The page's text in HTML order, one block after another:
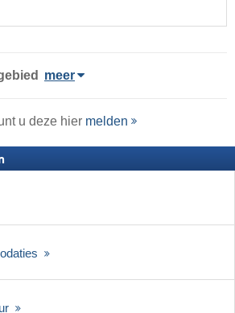
meer
u deze hier melden